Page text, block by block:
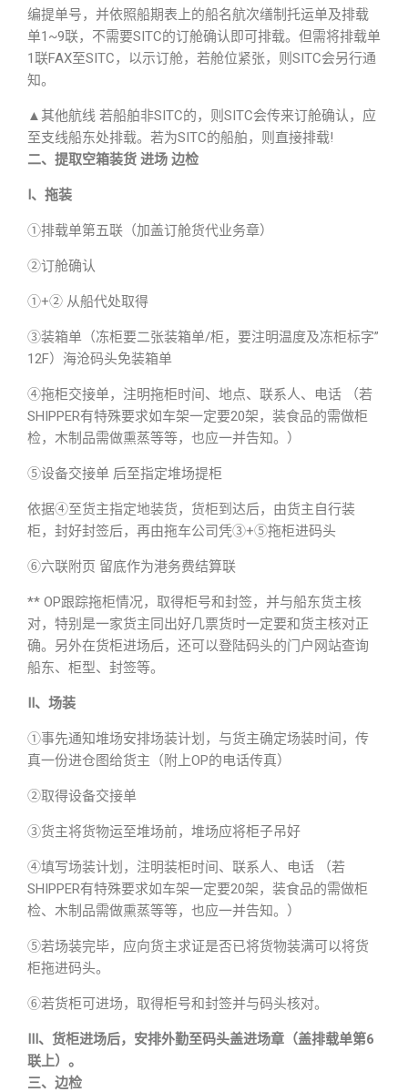
编提单号，并依照船期表上的船名航次缮制托运单及排载
单1~9联，不需要SITC的订舱确认即可排载。但需将排载单
1联FAX至SITC，以示订舱，若舱位紧张，则SITC会另行通
知。
▲其他航线 若船舶非SITC的，则SITC会传来订舱确认，应
至支线船东处排载。若为SITC的船舶，则直接排载!
二、提取空箱装货 进场 边检
Ⅰ、拖装
①排载单第五联（加盖订舱货代业务章）
②订舱确认
①+② 从船代处取得
③装箱单（冻柜要二张装箱单/柜，要注明温度及冻柜标字”
12F）海沧码头免装箱单
④拖柜交接单，注明拖柜时间、地点、联系人、电话 （若
SHIPPER有特殊要求如车架一定要20架，装食品的需做柜
检，木制品需做熏蒸等等，也应一并告知。）
⑤设备交接单 后至指定堆场提柜
依据④至货主指定地装货，货柜到达后，由货主自行装
柜，封好封签后，再由拖车公司凭③+⑤拖柜进码头
⑥六联附页 留底作为港务费结算联
** OP跟踪拖柜情况，取得柜号和封签，并与船东货主核
对，特别是一家货主同出好几票货时一定要和货主核对正
确。另外在货柜进场后，还可以登陆码头的门户网站查询
船东、柜型、封签等。
Ⅱ、场装
①事先通知堆场安排场装计划，与货主确定场装时间，传
真一份进仓图给货主（附上OP的电话传真）
②取得设备交接单
③货主将货物运至堆场前，堆场应将柜子吊好
④填写场装计划，注明装柜时间、联系人、电话 （若
SHIPPER有特殊要求如车架一定要20架，装食品的需做柜
检、木制品需做熏蒸等等，也应一并告知。）
⑤若场装完毕，应向货主求证是否已将货物装满可以将货
柜拖进码头。
⑥若货柜可进场，取得柜号和封签并与码头核对。
Ⅲ、货柜进场后，安排外勤至码头盖进场章（盖排载单第6
联上）。
三、边检